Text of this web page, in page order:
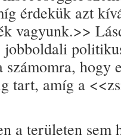
érdekük azt
vagyunk.>>
hogy
tart, amíg a
a területen